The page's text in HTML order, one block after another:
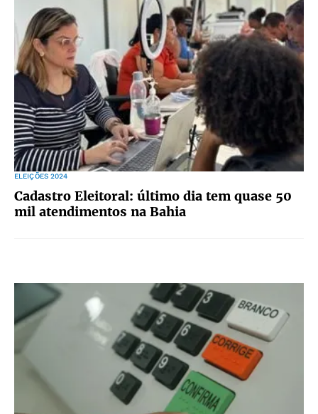
ELEIÇÕES 2024
Cadastro Eleitoral: último dia tem quase 50
mil atendimentos na Bahia